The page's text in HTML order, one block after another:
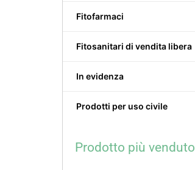
Fitofarmaci
Fitosanitari di vendita libera
In evidenza
Prodotti per uso civile
Prodotto più venduto